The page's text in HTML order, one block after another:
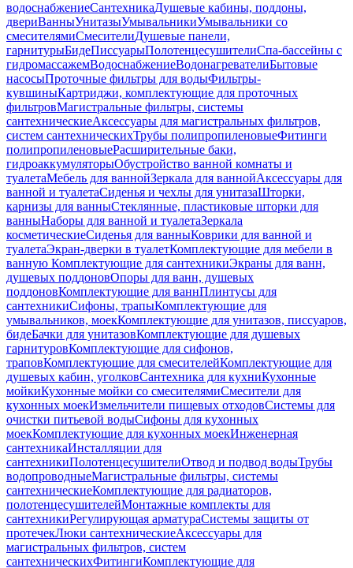
водоснабжениеСантехникаДушевые кабины, поддоны,
двериВанныУнитазыУмывальникиУмывальники со
смесителямиСмесителиДушевые панели,
гарнитурыБидеПиссуарыПолотенцесушителиСпа-бассейны с
гидромассажемВодоснабжениеВодонагревателиБытовые
насосыПроточные фильтры для водыФильтры-
кувшиныКартриджи, комплектующие для проточных
фильтровМагистральные фильтры, системы
сантехническиеАксессуары для магистральных фильтров,
систем сантехническихТрубы полипропиленовыеФитинги
полипропиленовыеРасширительные баки,
гидроаккумуляторыОбустройство ванной комнаты и
туалетаМебель для ваннойЗеркала для ваннойАксессуары для
ванной и туалетаСиденья и чехлы для унитазаШторки,
карнизы для ванныСтеклянные, пластиковые шторки для
ванныНаборы для ванной и туалетаЗеркала
косметическиеСиденья для ванныКоврики для ванной и
туалетаЭкран-дверки в туалетКомплектующие для мебели в
ванную Комплектующие для сантехникиЭкраны для ванн,
душевых поддоновОпоры для ванн, душевых
поддоновКомплектующие для ваннПлинтусы для
сантехникиСифоны, трапыКомплектующие для
умывальников, моекКомплектующие для унитазов, писсуаров,
бидеБачки для унитазовКомплектующие для душевых
гарнитуровКомплектующие для сифонов,
траповКомплектующие для смесителейКомплектующие для
душевых кабин, уголковСантехника для кухниКухонные
мойкиКухонные мойки со смесителямиСмесители для
кухонных моекИзмельчители пищевых отходовСистемы для
очистки питьевой водыСифоны для кухонных
моекКомплектующие для кухонных моекИнженерная
сантехникаИнсталляции для
сантехникиПолотенцесушителиОтвод и подвод водыТрубы
водопроводныеМагистральные фильтры, системы
сантехническиеКомплектующие для радиаторов,
полотенцесушителейМонтажные комплекты для
сантехникиРегулирующая арматураСистемы защиты от
протечекЛюки сантехническиеАксессуары для
магистральных фильтров, систем
сантехническихФитингиКомплектующие для